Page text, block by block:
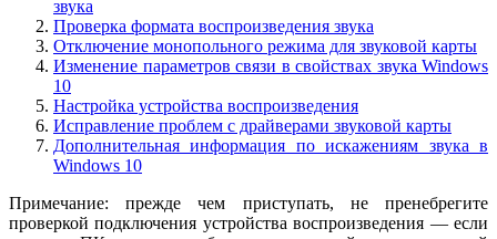
звука
Проверка формата воспроизведения звука
Отключение монопольного режима для звуковой карты
Изменение параметров связи в свойствах звука Windows
10
Настройка устройства воспроизведения
Исправление проблем с драйверами звуковой карты
Дополнительная информация по искажениям звука в
Windows 10
Примечание: прежде чем приступать, не пренебрегите
проверкой подключения устройства воспроизведения — если